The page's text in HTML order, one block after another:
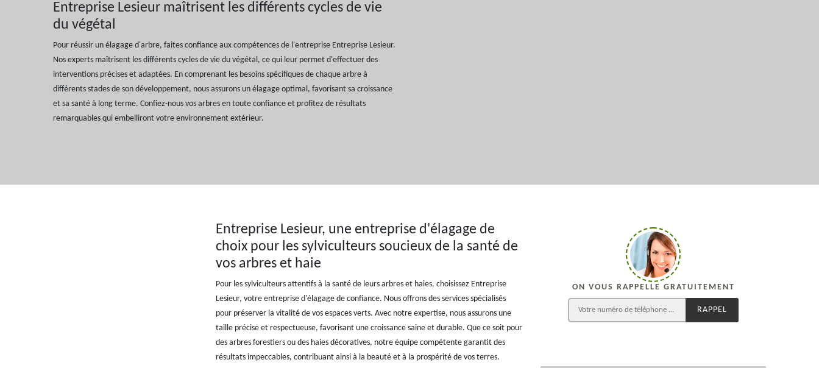
Entreprise Lesieur maîtrisent les différents cycles de vie
du végétal
Pour réussir un élagage d'arbre, faites confiance aux compétences de l'entreprise Entreprise Lesieur.
Nos experts maîtrisent les différents cycles de vie du végétal, ce qui leur permet d'effectuer des
interventions précises et adaptées. En comprenant les besoins spécifiques de chaque arbre à
différents stades de son développement, nous assurons un élagage optimal, favorisant sa croissance
et sa santé à long terme. Confiez-nous vos arbres en toute confiance et profitez de résultats
remarquables qui embelliront votre environnement extérieur.
Entreprise Lesieur, une entreprise d'élagage de
choix pour les sylviculteurs soucieux de la santé de
vos arbres et haie
Pour les sylviculteurs attentifs à la santé de leurs arbres et haies, choisissez Entreprise
Lesieur, votre entreprise d'élagage de confiance. Nous offrons des services spécialisés
pour préserver la vitalité de vos espaces verts. Avec notre expertise, nous assurons une
taille précise et respectueuse, favorisant une croissance saine et durable. Que ce soit pour
des arbres forestiers ou des haies décoratives, notre équipe compétente garantit des
résultats impeccables, contribuant ainsi à la beauté et à la prospérité de vos terres.
ON VOUS RAPPELLE GRATUITEMENT